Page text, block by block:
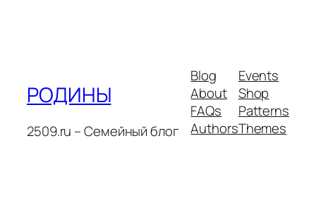
РОДИНЫ
2509.ru – Семейный блог
Blog
About
FAQs
Authors
Events
Shop
Patterns
Themes